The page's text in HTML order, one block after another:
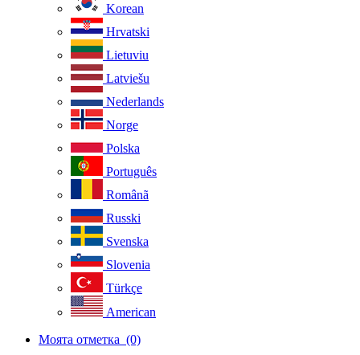
Korean
Hrvatski
Lietuviu
Latviešu
Nederlands
Norge
Polska
Português
Românã
Russki
Svenska
Slovenia
Türkçe
American
Моята отметка (0)